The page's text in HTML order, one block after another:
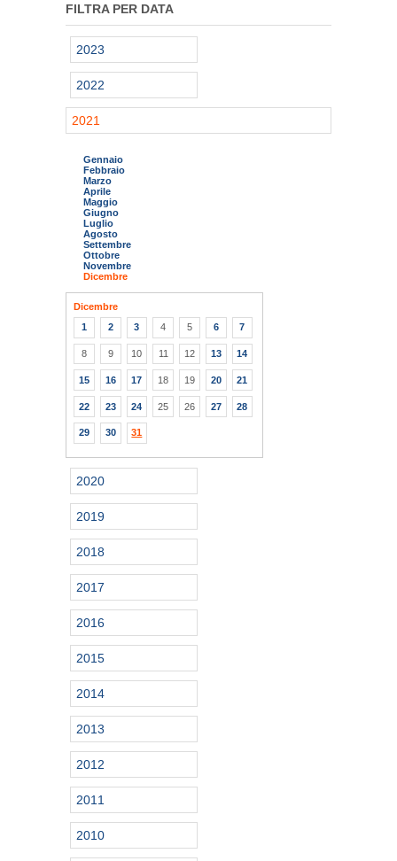
FILTRA PER DATA
2023
2022
2021
Gennaio
Febbraio
Marzo
Aprile
Maggio
Giugno
Luglio
Agosto
Settembre
Ottobre
Novembre
Dicembre
Dicembre
1
2 3 4 5 6 7
8 9 10 11 12 13 14
15 16 17 18 19 20 21
22 23 24 25 26 27 28
29 30 31
2020
2019
2018
2017
2016
2015
2014
2013
2012
2011
2010